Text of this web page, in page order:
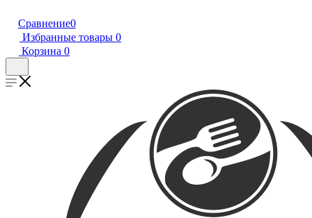
Сравнение0
Избранные товары 0
Корзина 0